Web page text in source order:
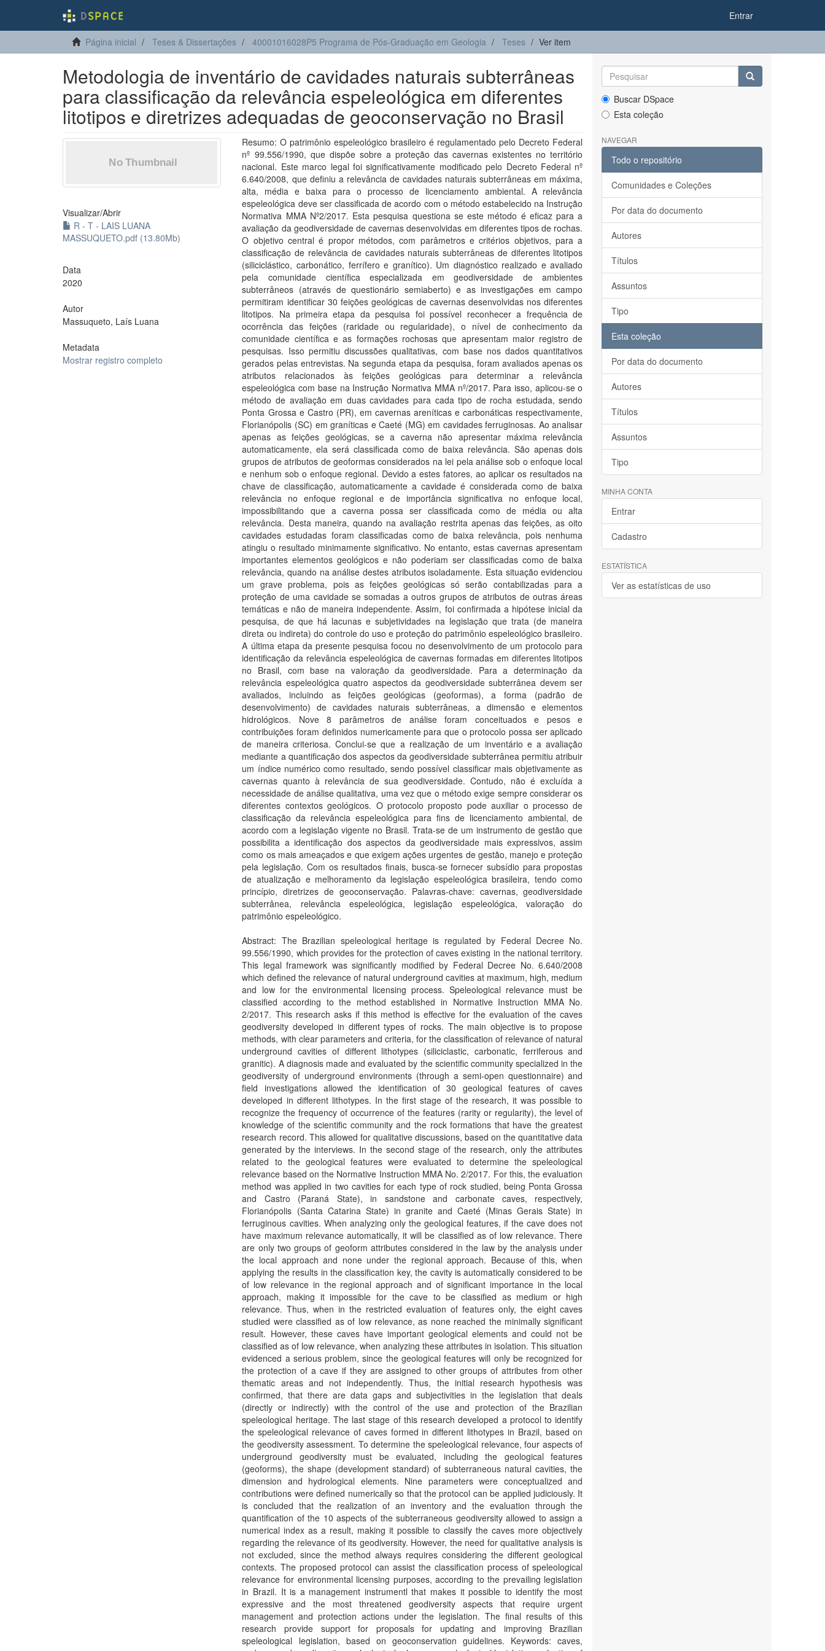
Entrar
Página inicial Teses & Dissertações 40001016028P5 Programa de Pós-Graduação em Geologia Teses Ver item
Metodologia de inventário de cavidades naturais subterrâneas
para classificação da relevância espeleológica em diferentes
litotipos e diretrizes adequadas de geoconservação no Brasil
Visualizar/Abrir
R - T - LAIS LUANA
MASSUQUETO.pdf (13.80Mb)
Data
2020
Autor
Massuqueto, Laís Luana
Metadata
Mostrar registro completo
Resumo: O patrimônio espeleológico brasileiro é regulamentado pelo Decreto Federal
nº 99.556/1990, que dispõe sobre a proteção das cavernas existentes no território
nacional. Este marco legal foi significativamente modificado pelo Decreto Federal nº
6.640/2008, que definiu a relevância de cavidades naturais subterrâneas em máxima,
alta, média e baixa para o processo de licenciamento ambiental. A relevância
espeleológica deve ser classificada de acordo com o método estabelecido na Instrução
Normativa MMA Nº2/2017. Esta pesquisa questiona se este método é eficaz para a
avaliação da geodiversidade de cavernas desenvolvidas em diferentes tipos de rochas.
O objetivo central é propor métodos, com parâmetros e critérios objetivos, para a
classificação de relevância de cavidades naturais subterrâneas de diferentes litotipos
(siliciclástico, carbonático, ferrífero e granítico). Um diagnóstico realizado e avaliado
pela comunidade científica especializada em geodiversidade de ambientes
subterrâneos (através de questionário semiaberto) e as investigações em campo
permitiram identificar 30 feições geológicas de cavernas desenvolvidas nos diferentes
litotipos. Na primeira etapa da pesquisa foi possível reconhecer a frequência de
ocorrência das feições (raridade ou regularidade), o nível de conhecimento da
comunidade científica e as formações rochosas que apresentam maior registro de
pesquisas. Isso permitiu discussões qualitativas, com base nos dados quantitativos
gerados pelas entrevistas. Na segunda etapa da pesquisa, foram avaliados apenas os
atributos relacionados às feições geológicas para determinar a relevância
espeleológica com base na Instrução Normativa MMA nº/2017. Para isso, aplicou-se o
método de avaliação em duas cavidades para cada tipo de rocha estudada, sendo
Ponta Grossa e Castro (PR), em cavernas areníticas e carbonáticas respectivamente,
Florianópolis (SC) em graníticas e Caeté (MG) em cavidades ferruginosas. Ao analisar
apenas as feições geológicas, se a caverna não apresentar máxima relevância
automaticamente, ela será classificada como de baixa relevância. São apenas dois
grupos de atributos de geoformas considerados na lei pela análise sob o enfoque local
e nenhum sob o enfoque regional. Devido a estes fatores, ao aplicar os resultados na
chave de classificação, automaticamente a cavidade é considerada como de baixa
relevância no enfoque regional e de importância significativa no enfoque local,
impossibilitando que a caverna possa ser classificada como de média ou alta
relevância. Desta maneira, quando na avaliação restrita apenas das feições, as oito
cavidades estudadas foram classificadas como de baixa relevância, pois nenhuma
atingiu o resultado minimamente significativo. No entanto, estas cavernas apresentam
importantes elementos geológicos e não poderiam ser classificadas como de baixa
relevância, quando na análise destes atributos isoladamente. Esta situação evidenciou
um grave problema, pois as feições geológicas só serão contabilizadas para a
proteção de uma cavidade se somadas a outros grupos de atributos de outras áreas
temáticas e não de maneira independente. Assim, foi confirmada a hipótese inicial da
pesquisa, de que há lacunas e subjetividades na legislação que trata (de maneira
direta ou indireta) do controle do uso e proteção do patrimônio espeleológico brasileiro.
A última etapa da presente pesquisa focou no desenvolvimento de um protocolo para
identificação da relevância espeleológica de cavernas formadas em diferentes litotipos
no Brasil, com base na valoração da geodiversidade. Para a determinação da
relevância espeleológica quatro aspectos da geodiversidade subterrânea devem ser
avaliados, incluindo as feições geológicas (geoformas), a forma (padrão de
desenvolvimento) de cavidades naturais subterrâneas, a dimensão e elementos
hidrológicos. Nove 8 parâmetros de análise foram conceituados e pesos e
contribuições foram definidos numericamente para que o protocolo possa ser aplicado
de maneira criteriosa. Conclui-se que a realização de um inventário e a avaliação
mediante a quantificação dos aspectos da geodiversidade subterrânea permitiu atribuir
um índice numérico como resultado, sendo possível classificar mais objetivamente as
cavernas quanto à relevância de sua geodiversidade. Contudo, não é excluída a
necessidade de análise qualitativa, uma vez que o método exige sempre considerar os
diferentes contextos geológicos. O protocolo proposto pode auxiliar o processo de
classificação da relevância espeleológica para fins de licenciamento ambiental, de
acordo com a legislação vigente no Brasil. Trata-se de um instrumento de gestão que
possibilita a identificação dos aspectos da geodiversidade mais expressivos, assim
como os mais ameaçados e que exigem ações urgentes de gestão, manejo e proteção
pela legislação. Com os resultados finais, busca-se fornecer subsídio para propostas
de atualização e melhoramento da legislação espeleológica brasileira, tendo como
princípio, diretrizes de geoconservação. Palavras-chave: cavernas, geodiversidade
subterrânea, relevância espeleológica, legislação espeleológica, valoração do
patrimônio espeleológico.
Abstract: The Brazilian speleological heritage is regulated by Federal Decree No.
99.556/1990, which provides for the protection of caves existing in the national territory.
This legal framework was significantly modified by Federal Decree No. 6.640/2008
which defined the relevance of natural underground cavities at maximum, high, medium
and low for the environmental licensing process. Speleological relevance must be
classified according to the method established in Normative Instruction MMA No.
2/2017. This research asks if this method is effective for the evaluation of the caves
geodiversity developed in different types of rocks. The main objective is to propose
methods, with clear parameters and criteria, for the classification of relevance of natural
underground cavities of different lithotypes (siliciclastic, carbonatic, ferriferous and
granitic). A diagnosis made and evaluated by the scientific community specialized in the
geodiversity of underground environments (through a semi-open questionnaire) and
field investigations allowed the identification of 30 geological features of caves
developed in different lithotypes. In the first stage of the research, it was possible to
recognize the frequency of occurrence of the features (rarity or regularity), the level of
knowledge of the scientific community and the rock formations that have the greatest
research record. This allowed for qualitative discussions, based on the quantitative data
generated by the interviews. In the second stage of the research, only the attributes
related to the geological features were evaluated to determine the speleological
relevance based on the Normative Instruction MMA No. 2/2017. For this, the evaluation
method was applied in two cavities for each type of rock studied, being Ponta Grossa
and Castro (Paraná State), in sandstone and carbonate caves, respectively,
Florianópolis (Santa Catarina State) in granite and Caeté (Minas Gerais State) in
ferruginous cavities. When analyzing only the geological features, if the cave does not
have maximum relevance automatically, it will be classified as of low relevance. There
are only two groups of geoform attributes considered in the law by the analysis under
the local approach and none under the regional approach. Because of this, when
applying the results in the classification key, the cavity is automatically considered to be
of low relevance in the regional approach and of significant importance in the local
approach, making it impossible for the cave to be classified as medium or high
relevance. Thus, when in the restricted evaluation of features only, the eight caves
studied were classified as of low relevance, as none reached the minimally significant
result. However, these caves have important geological elements and could not be
classified as of low relevance, when analyzing these attributes in isolation. This situation
evidenced a serious problem, since the geological features will only be recognized for
the protection of a cave if they are assigned to other groups of attributes from other
thematic areas and not independently. Thus, the initial research hypothesis was
confirmed, that there are data gaps and subjectivities in the legislation that deals
(directly or indirectly) with the control of the use and protection of the Brazilian
speleological heritage. The last stage of this research developed a protocol to identify
the speleological relevance of caves formed in different lithotypes in Brazil, based on
the geodiversity assessment. To determine the speleological relevance, four aspects of
underground geodiversity must be evaluated, including the geological features
(geoforms), the shape (development standard) of subterraneous natural cavities, the
dimension and hydrological elements. Nine parameters were conceptualized and
contributions were defined numerically so that the protocol can be applied judiciously. It
is concluded that the realization of an inventory and the evaluation through the
quantification of the 10 aspects of the subterraneous geodiversity allowed to assign a
numerical index as a result, making it possible to classify the caves more objectively
regarding the relevance of its geodiversity. However, the need for qualitative analysis is
not excluded, since the method always requires considering the different geological
contexts. The proposed protocol can assist the classification process of speleological
relevance for environmental licensing purposes, according to the prevailing legislation
in Brazil. It is a management instrumentl that makes it possible to identify the most
expressive and the most threatened geodiversity aspects that require urgent
management and protection actions under the legislation. The final results of this
research provide support for proposals for updating and improving Brazilian
speleological legislation, based on geoconservation guidelines. Keywords: caves,
Buscar DSpace
Esta coleção
NAVEGAR
Todo o repositório
Comunidades e Coleções
Por data do documento
Autores
Títulos
Assuntos
Tipo
Esta coleção
Por data do documento
Autores
Títulos
Assuntos
Tipo
MINHA CONTA
Entrar
Cadastro
ESTATÍSTICA
Ver as estatísticas de uso